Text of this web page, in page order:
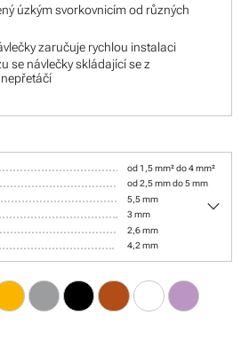
úzkým svorkovnicím od různých
zaručuje rychlou instalaci
se návlečky skládající se z
od 1,5 mm² do 4 mm²
od 2,5 mm do 5 mm
5,5 mm
3 mm
2,6 mm
4,2 mm
keyboard_arrow_down